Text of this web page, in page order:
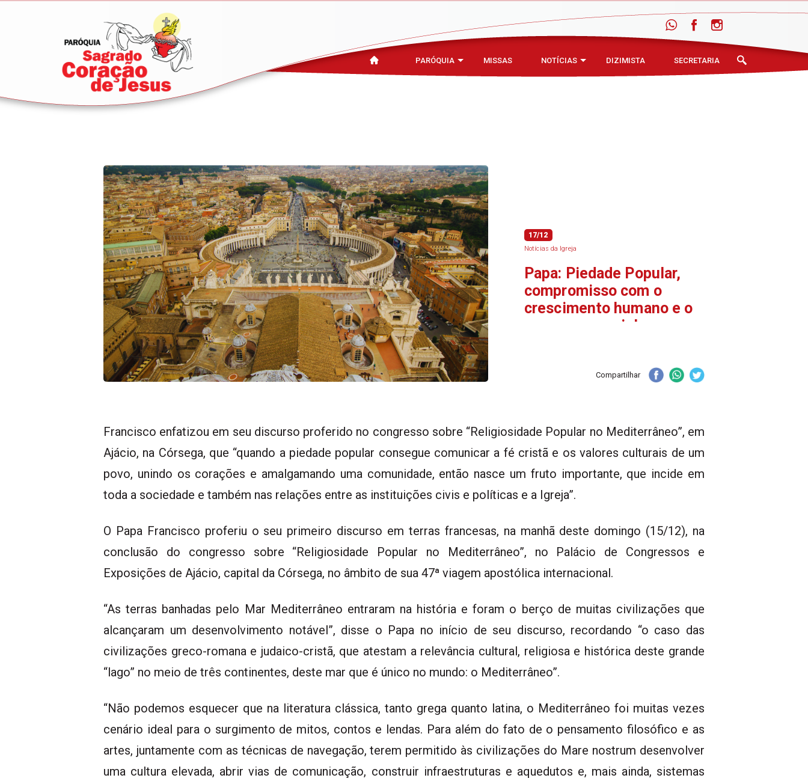
PARÓQUIA MISSAS NOTÍCIAS DIZIMISTA SECRETARIA
17/12
Notícias da Igreja
Papa: Piedade Popular,
compromisso com o
crescimento humano e o
progresso social
Compartilhar
Francisco enfatizou em seu discurso proferido no congresso sobre “Religiosidade Popular no Mediterrâneo”, em
Ajácio, na Córsega, que “quando a piedade popular consegue comunicar a fé cristã e os valores culturais de um
povo, unindo os corações e amalgamando uma comunidade, então nasce um fruto importante, que incide em
toda a sociedade e também nas relações entre as instituições civis e políticas e a Igreja”.
O Papa Francisco proferiu o seu primeiro discurso em terras francesas, na manhã deste domingo (15/12), na
conclusão do congresso sobre “Religiosidade Popular no Mediterrâneo”, no Palácio de Congressos e
Exposições de Ajácio, capital da Córsega, no âmbito de sua 47ª viagem apostólica internacional.
“As terras banhadas pelo Mar Mediterrâneo entraram na história e foram o berço de muitas civilizações que
alcançaram um desenvolvimento notável”, disse o Papa no início de seu discurso, recordando “o caso das
civilizações greco-romana e judaico-cristã, que atestam a relevância cultural, religiosa e histórica deste grande
“lago” no meio de três continentes, deste mar que é único no mundo: o Mediterrâneo”.
“Não podemos esquecer que na literatura clássica, tanto grega quanto latina, o Mediterrâneo foi muitas vezes
cenário ideal para o surgimento de mitos, contos e lendas. Para além do fato de o pensamento filosófico e as
artes, juntamente com as técnicas de navegação, terem permitido às civilizações do Mare nostrum desenvolver
uma cultura elevada, abrir vias de comunicação, construir infraestruturas e aquedutos e, mais ainda, sistemas